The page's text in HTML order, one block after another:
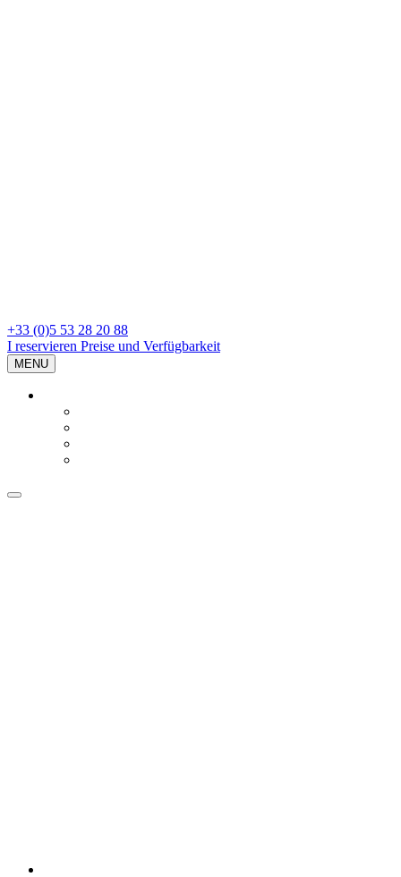
+33 (0)5 53 28 20 88
I reservieren Preise und Verfügbarkeit
MENU